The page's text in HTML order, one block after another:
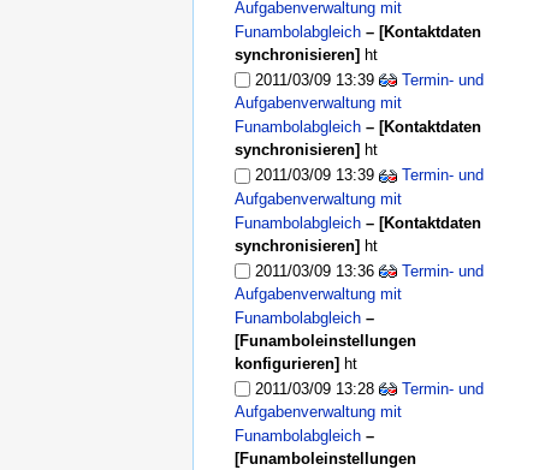
Aufgabenverwaltung mit
Funambolabgleich – [Kontaktdaten
synchronisieren] ht
2011/03/09 13:39
Termin- und
Aufgabenverwaltung mit
Funambolabgleich – [Kontaktdaten
synchronisieren] ht
2011/03/09 13:39
Termin- und
Aufgabenverwaltung mit
Funambolabgleich –[Kontaktdaten
synchronisieren]ht
2011/03/09 13:36
Termin- und
Aufgabenverwaltung mit
Funambolabgleich –
[Funamboleinstellungen
konfigurieren] ht
2011/03/09 13:28
Termin- und
Aufgabenverwaltung mit
Funambolabgleich –
[Funamboleinstellungen